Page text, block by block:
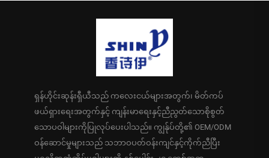
ရှန်ဟိုင်းဆုန်းရှီယီသည် ကလေးငယ်များအတွက်၊ မိတ်ကပ်
ဖယ်ရှားရေးအတွက်နှင့် ကျန်းမာရေးနှင့်ညီညွတ်သောစိုစွတ်
သောပဝါများကိုပြုလုပ်ပေးပါသည်။ ကျွန်ုပ်တို့၏ OEM/ODM
ဝန်ဆောင်မှုများသည် သဘာဝပတ်ဝန်းကျင်နှင့်ကိုက်ညီပြီး